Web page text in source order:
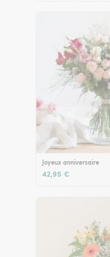
Joyeux anniversaire
42,95 €